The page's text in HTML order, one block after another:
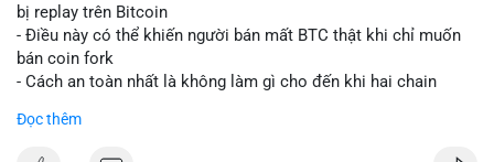
bị replay trên Bitcoin
- Điều này có thể khiến người bán mất BTC thật khi chỉ muốn
bán coin fork
- Cách an toàn nhất là không làm gì cho đến khi hai chain
-#binancesquare
Đọc thêm